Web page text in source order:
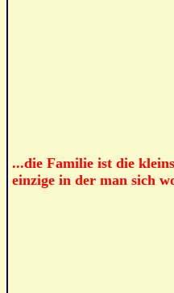
...die Familie ist die
einzige in der man sich